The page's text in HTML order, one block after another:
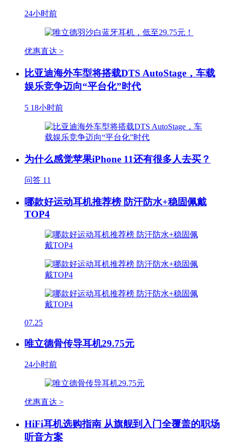
24小时前
优惠直达 >
比亚迪海外车型将搭载DTS AutoStage，车载
娱乐竞争迈向“平台化”时代
5 18小时前
为什么感觉苹果iPhone 11还有很多人去买？
问答 11
哪款好运动耳机推荐榜 防汗防水+稳固佩戴
TOP4
07.25
唯立德骨传导耳机29.75元
24小时前
优惠直达 >
HiFi耳机选购指南 从旗舰到入门全覆盖的职场
听音方案